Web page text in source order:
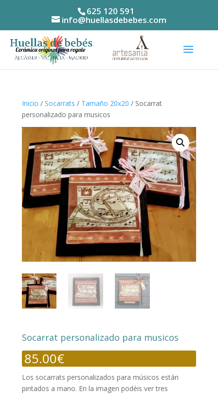
625 120 591
info@huellasdebebes.com
Inicio / Socarrats / Tamaño 20x20 / Socarrat
personalizado para musicos
Socarrat personalizado para musicos
85.00€
Los socarrats personalizados para músicos están
pintados a mano. En la imagen podéis ver tres